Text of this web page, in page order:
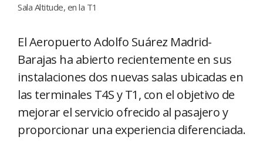
Sala Altitude, en la T1
El Aeropuerto Adolfo Suárez Madrid-
Barajas ha abierto recientemente en sus
instalaciones dos nuevas salas ubicadas en
las terminales T4S y T1, con el objetivo de
mejorar el servicio ofrecido al pasajero y
proporcionar una experiencia diferenciada.